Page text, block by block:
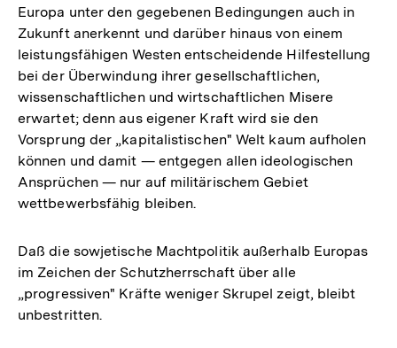
Europa unter den gegebenen Bedingungen auch in
Zukunft anerkennt und darüber hinaus von einem
leistungsfähigen Westen entscheidende Hilfestellung
bei der Überwindung ihrer gesellschaftlichen,
wissenschaftlichen und wirtschaftlichen Misere
erwartet; denn aus eigener Kraft wird sie den
Vorsprung der „kapitalistischen" Welt kaum aufholen
können und damit — entgegen allen ideologischen
Ansprüchen — nur auf militärischem Gebiet
wettbewerbsfähig bleiben.
Daß die sowjetische Machtpolitik außerhalb Europas
im Zeichen der Schutzherrschaft über alle
„progressiven" Kräfte weniger Skrupel zeigt, bleibt
unbestritten.